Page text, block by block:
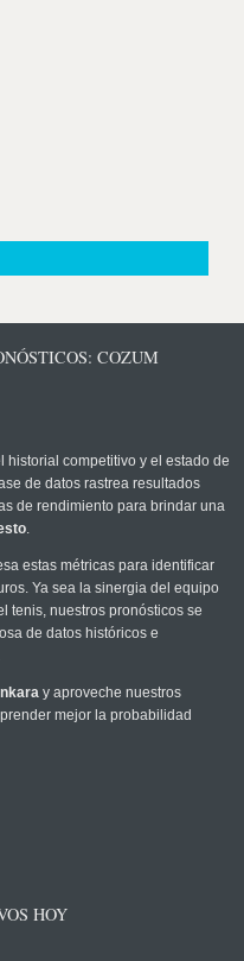
COZUM
historial competitivo y el estado de
de datos rastrea resultados
de rendimiento para brindar una
.
estas métricas para identificar
Ya sea la sinergia del equipo
tenis, nuestros pronósticos se
de datos históricos e
y aproveche nuestros
mejor la probabilidad
HOY